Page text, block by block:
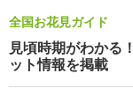
全国お花見ガイド
見頃時期がわかる
ット情報を掲載